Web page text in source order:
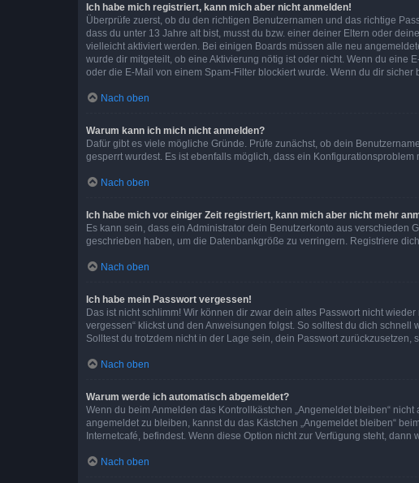
Ich habe mich registriert, kann mich aber nicht anmelden!
Überprüfe zuerst, ob du den richtigen Benutzernamen und das richtige
dass du unter 13 Jahre alt bist, musst du bzw. einer deiner Eltern oder
vielleicht aktiviert werden. Bei einigen Boards müssen alle neu
wurde dir mitgeteilt, ob eine Aktivierung nötig ist oder nicht. Wenn du eine
oder die E-Mail von einem Spam-Filter blockiert wurde. Wenn du dir
Nach oben
Warum kann ich mich nicht anmelden?
Dafür gibt es viele mögliche Gründe. Prüfe zunächst, ob dein
gesperrt wurdest. Es ist ebenfalls möglich, dass ein
Nach oben
Ich habe mich vor einiger Zeit registriert, kann mich aber nicht mehr
Es kann sein, dass ein Administrator dein Benutzerkonto aus
geschrieben haben, um die Datenbankgröße zu verringern. Registriere
Nach oben
Ich habe mein Passwort vergessen!
Das ist nicht schlimm! Wir können dir zwar dein altes Passwort nicht
vergessen“ klickst und den Anweisungen folgst. So solltest du dich schnell
Solltest du trotzdem nicht in der Lage sein, dein Passwort zurückzusetzen,
Nach oben
Warum werde ich automatisch abgemeldet?
Wenn du beim Anmelden das Kontrollkästchen „Angemeldet bleiben“
angemeldet zu bleiben, kannst du das Kästchen „Angemeldet bleiben“
Internetcafé, befindest. Wenn diese Option nicht zur Verfügung steht,
Nach oben